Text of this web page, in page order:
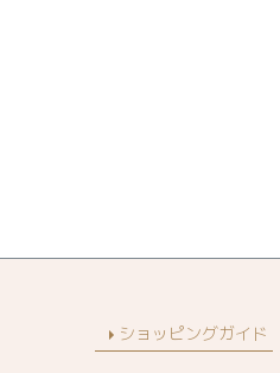
ショッピングガイド